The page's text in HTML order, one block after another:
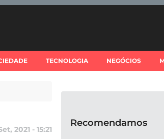
TECNOLOGIA NEGÓCIOS
2021 - 15:21
Recomendamos